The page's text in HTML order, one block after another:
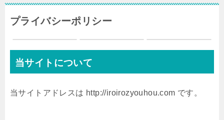
プライバシーポリシー
当サイトについて
当サイトアドレスは http://iroirozyouhou.com です。